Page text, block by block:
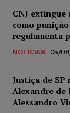
CNJ
como
regulamenta
NOTÍCIAS 05/
Justiça de
Alexandre de
Alessandro